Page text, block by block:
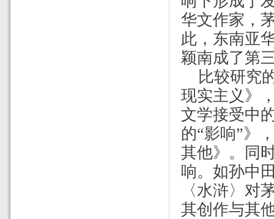
华文作家，
此，东南亚
颖南成了第
比较研究
现实主义》
文学接受中
的“影响”》
其他》。同
响。如孙中
〈水浒〉对
其创作与其